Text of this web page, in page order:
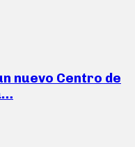
nuevo Centro de